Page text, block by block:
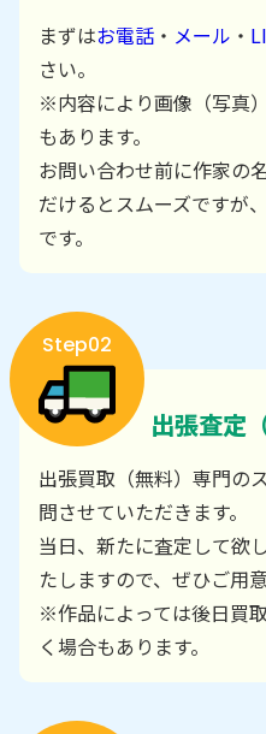
まずはお電話 ・ メール ・
さい。
※内容により画像（写真
もあります。
お問い合わせ前に作家の
だけるとスムーズですが
です。
Step02
出張査定
出張買取（無料）専門の
問させていただきます。
当日、新たに査定して欲
たしますので、ぜひご用
※作品によっては後日買
く場合もあります。